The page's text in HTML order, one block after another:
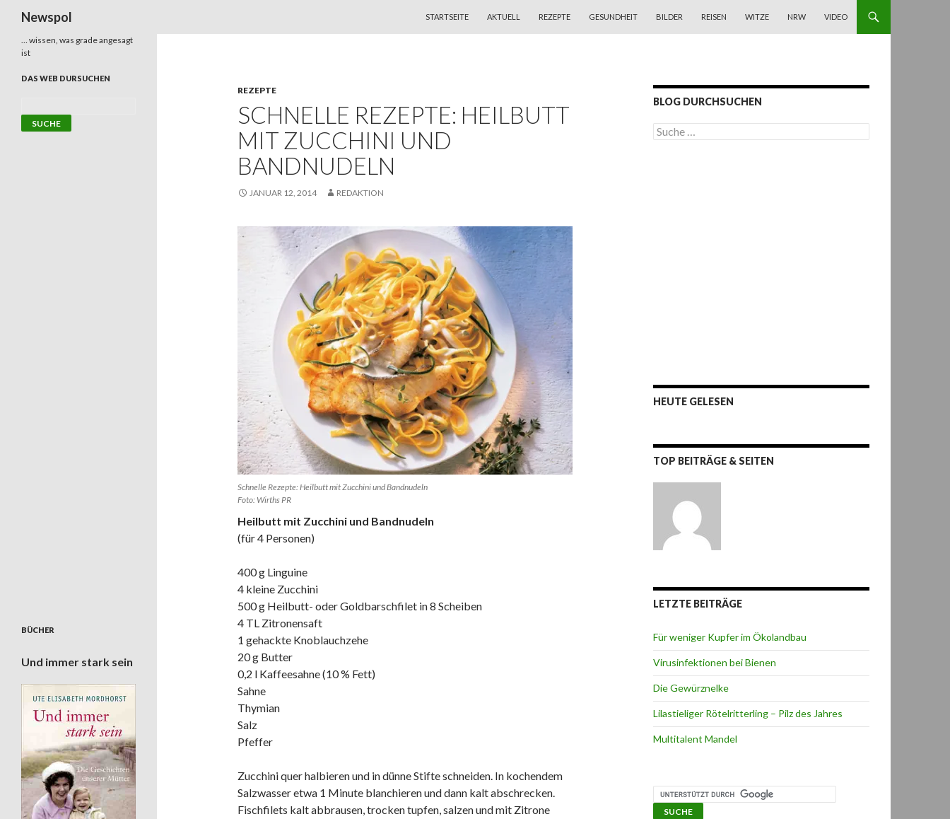
Newspol
STARTSEITE
AKTUELL REZEPTE GESUNDHEIT BILDER REISEN WITZE NRW VIDEO
REZEPTE
SCHNELLE REZEPTE: HEILBUTT
MIT ZUCCHINI UND
BANDNUDELN
JANUAR 12, 2014 REDAKTION
Schnelle Rezepte: Heilbutt mit Zucchini und Bandnudeln
Foto: Wirths PR
Heilbutt mit Zucchini und Bandnudeln
(für 4 Personen)
400 g Linguine
4 kleine Zucchini
500 g Heilbutt- oder Goldbarschfilet in 8 Scheiben
4 TL Zitronensaft
1 gehackte Knoblauchzehe
20 g Butter
0,2 l Kaffeesahne (10 % Fett)
Sahne
Thymian
Salz
Pfeffer
Zucchini quer halbieren und in dünne Stifte schneiden. In kochendem
Salzwasser etwa 1 Minute blanchieren und dann kalt abschrecken.
Fischfilets kalt abbrausen, trocken tupfen, salzen und mit Zitrone
BLOG DURCHSUCHEN
S
u
HEUTE GELESEN
TOP BEITRÄGE & SEITEN
LETZTE BEITRÄGE
Für weniger Kupfer im Ökolandbau
Virusinfektionen bei Bienen
Die Gewürznelke
Lilastieliger Rötelritterling – Pilz des Jahres
Multitalent Mandel
… wissen, was grade angesagt
ist
DAS WEB DURSUCHEN
BÜCHER
Und immer stark sein